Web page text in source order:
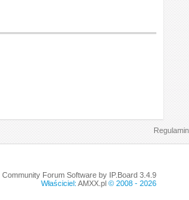
Regulamin
Community Forum Software by IP.Board 3.4.9
Właściciel: AMXX.pl© 2008 - 2026